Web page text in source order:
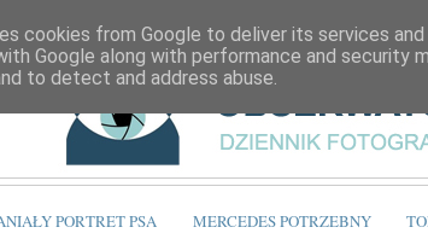
PORTRET PSA MERCEDES POTRZEBNY
cookies from Google to deliver its services
Google along with performance and security
to detect and address abuse.